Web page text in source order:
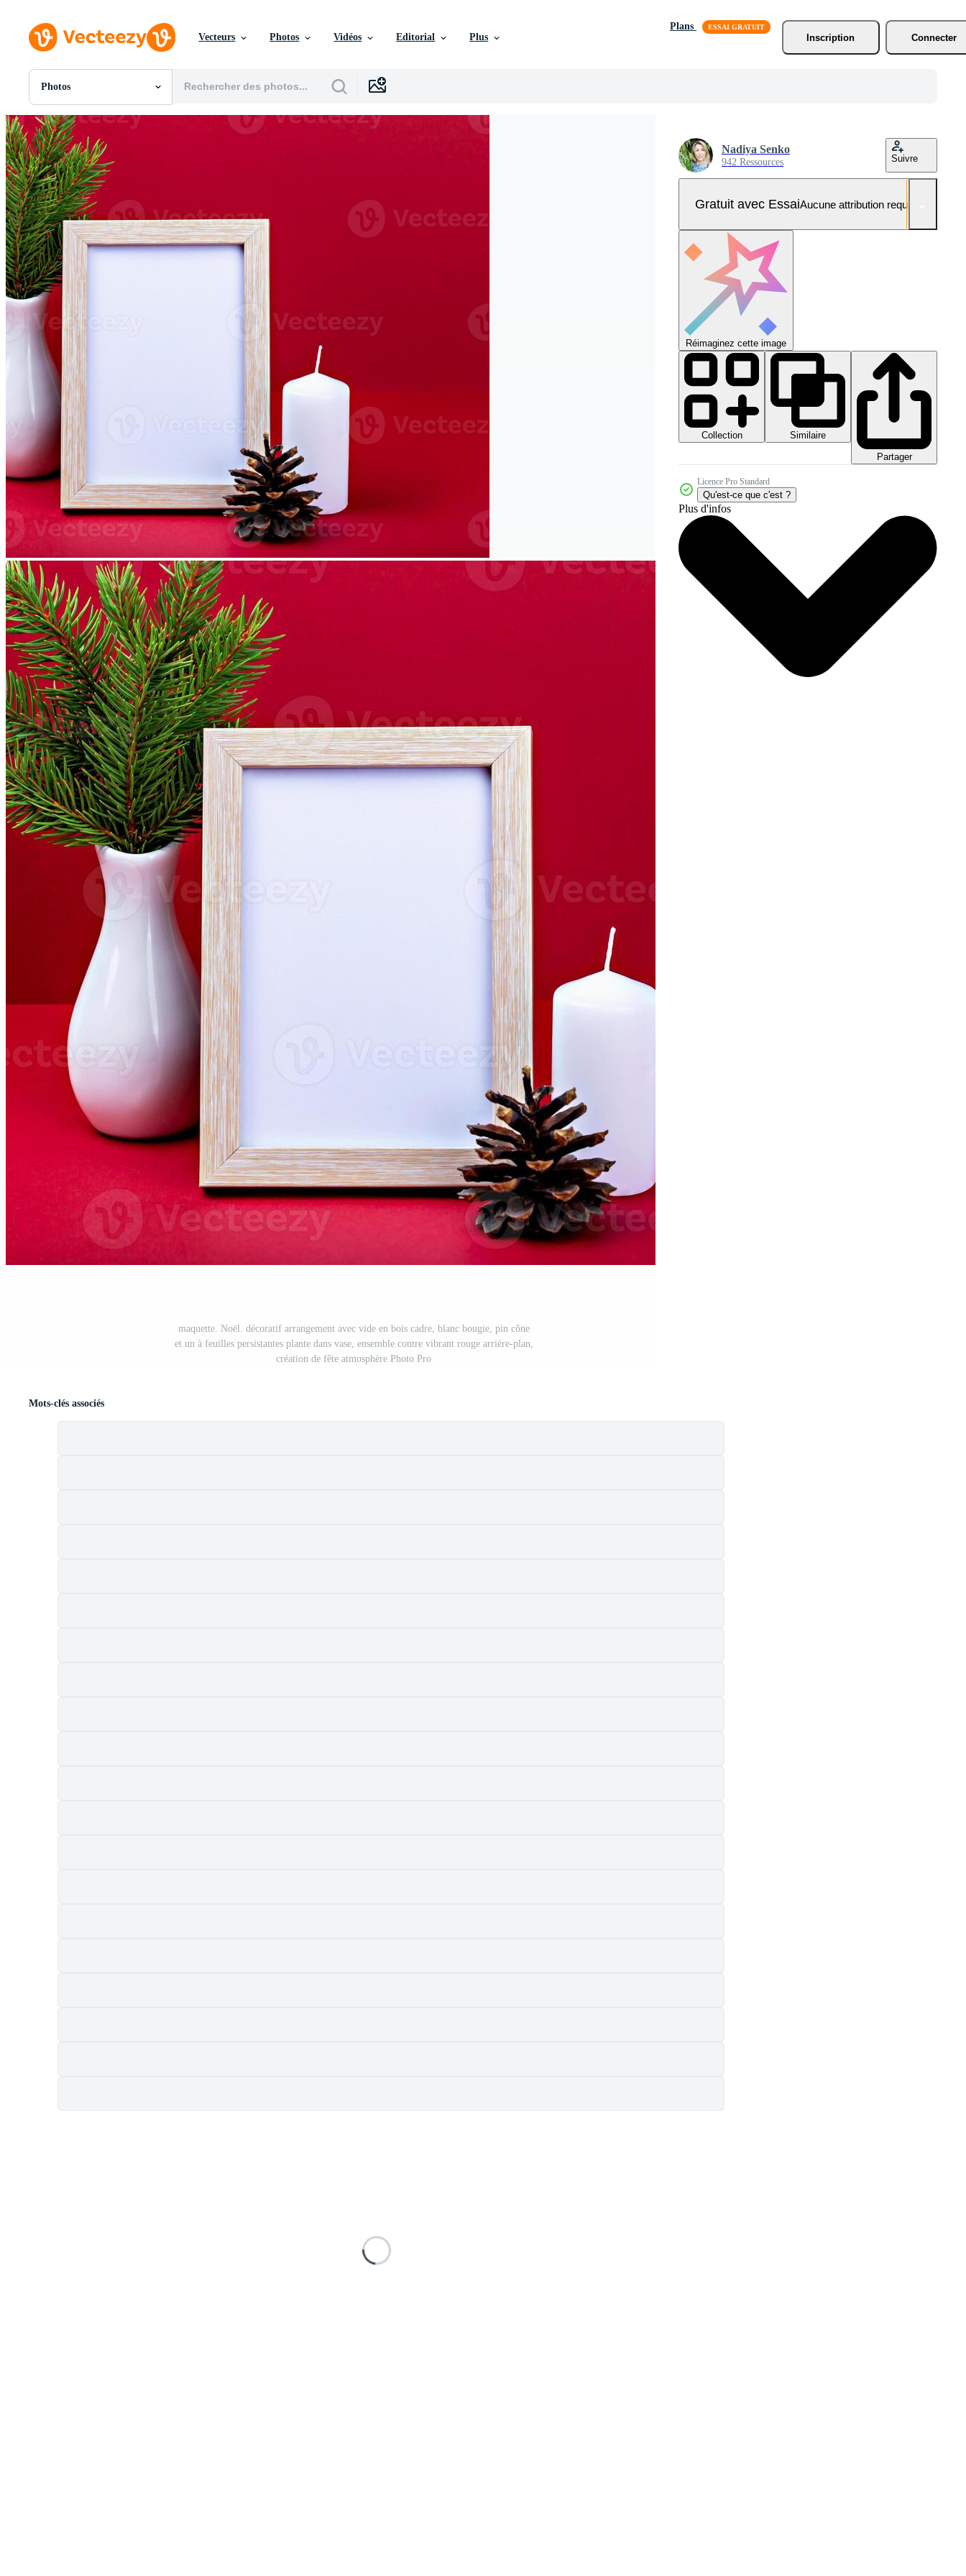
Vecteurs Photos Vidéos Editorial Plus
Plans
Inscription
Connecter
Photos
Toutes Images
Photos
PNGs
PSDs
SVGs
Modèles
Vecteurs
Vidéos
Motion graphics
Images Éditoriales
Événements Éditoriaux
maquette. Noël. décoratif arrangement avec vide en bois cadre, blanc bougie, pin cône
et un à feuilles persistantes plante dans vase, ensemble contre vibrant rouge arrière-plan,
création de fête atmosphère Photo Pro
Nadiya Senko
942 Ressources Suivre
Gratuit avec EssaiAucune attribution requise
Réimaginez cette image
Collection
Similaire
Partager
Licence Pro Standard
Qu'est-ce que c'est ?
Plus d'infos
Mots-clés associés